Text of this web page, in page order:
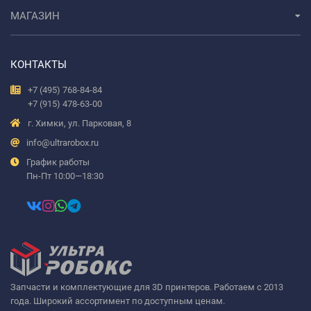
Запчасти и комплектующие для 3D принтеров. Работаем с 2013
года. Широкий ассортимент по доступным ценам.
МАГАЗИН
КОНТАКТЫ
+7 (495) 768-84-84
+7 (915) 478-63-00
г. Химки, ул. Парковая, 8
info@ultrarobox.ru
График работы
Пн-Пт 10:00—18:30